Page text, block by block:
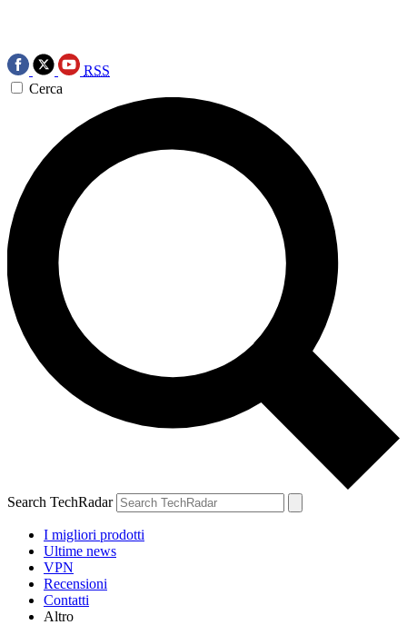
RSS
Cerca
Search TechRadar
I migliori prodotti
Ultime news
VPN
Recensioni
Contatti
Altro